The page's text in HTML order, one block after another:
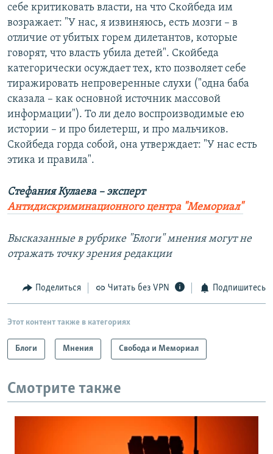
себе критиковать власти, на что Скойбеда им
возражает: "У нас, я извиняюсь, есть мозги – в
отличие от убитых горем дилетантов, которые
говорят, что власть убила детей". Скойбеда
категорически осуждает тех, кто позволяет себе
тиражировать непроверенные слухи ("одна баба
сказала – как основной источник массовой
информации"). То ли дело воспроизводимые ею
истории – и про билетерш, и про мальчиков.
Скойбеда горда собой, она утверждает: "У нас есть
этика и правила".
Стефания Кулаева – эксперт
Антидискриминационного центра "Мемориал"
Высказанные в рубрике "Блоги" мнения могут не
отражать точку зрения редакции​
Поделиться Читать без VPN Подпишитесь
Этот контент также в категориях
Блоги Мнения Свобода и Мемориал
Смотрите также